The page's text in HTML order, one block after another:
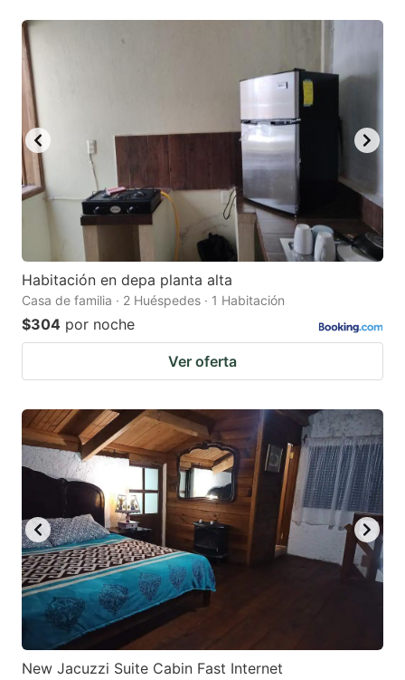
get
the
keyboard
shortcuts
for
changing
dates.
key
get
the
keyboard
shortcuts
for
dates.
Habitación en depa planta alta
Casa de familia · 2 Huéspedes · 1 Habitación
$304 por noche
Ver oferta
New Jacuzzi Suite Cabin Fast Internet